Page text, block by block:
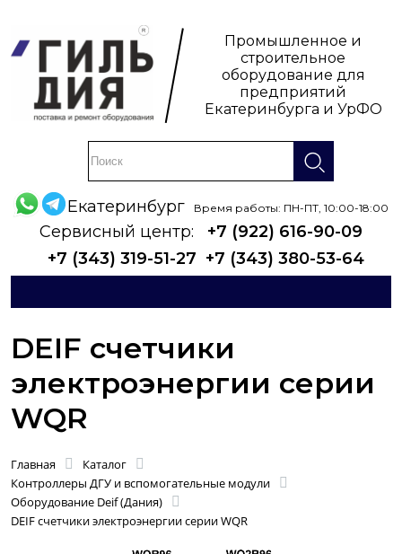
Промышленное и
строительное
оборудование для
предприятий
Екатеринбурга и УрФО
Екатеринбург Время работы: ПН-ПТ, 10:00-18:00
Сервисный центр:
+7 (922) 616-90-09
+7 (343) 319-51-27 +7 (343) 380-53-64
DEIF счетчики
электроэнергии серии
WQR
Главная
Каталог
Контроллеры ДГУ и вспомогательные модули
Оборудование Deif (Дания)
DEIF счетчики электроэнергии серии WQR